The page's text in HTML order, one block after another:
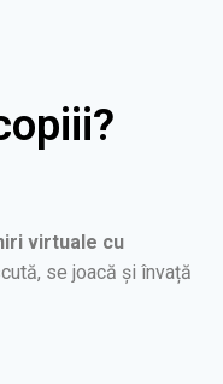
virtuale cu
se joacă și învață